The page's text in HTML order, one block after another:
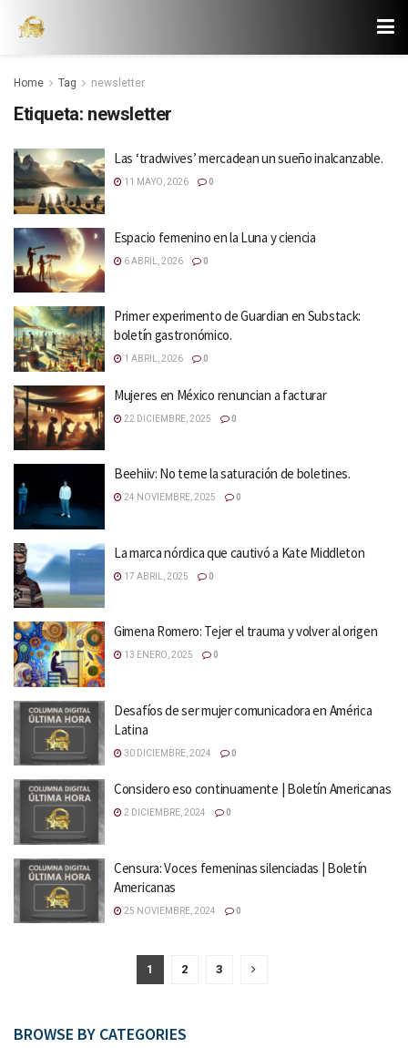
Home Tag newsletter
Etiqueta: newsletter
Las ‘tradwives’ mercadean un sueño inalcanzable.
11 MAYO, 2026 0
Espacio femenino en la Luna y ciencia
6 ABRIL, 2026 0
Primer experimento de Guardian en Substack:
boletín gastronómico.
1 ABRIL, 2026 0
Mujeres en México renuncian a facturar
22 DICIEMBRE, 2025 0
Beehiiv: No teme la saturación de boletines.
24 NOVIEMBRE, 2025 0
La marca nórdica que cautivó a Kate Middleton
17 ABRIL, 2025 0
Gimena Romero: Tejer el trauma y volver al origen
13 ENERO, 2025 0
Desafíos de ser mujer comunicadora en América
Latina
30 DICIEMBRE, 2024 0
Considero eso continuamente | Boletín Americanas
2 DICIEMBRE, 2024 0
Censura: Voces femeninas silenciadas | Boletín
Americanas
25 NOVIEMBRE, 2024 0
1 2 3
BROWSE BY CATEGORIES